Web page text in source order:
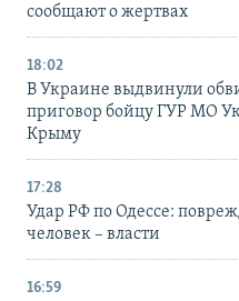
сообщают о жертвах
18:02
В Украине выдвинули
приговор бойцу ГУР МО
Крыму
17:28
Удар РФ по Одессе:
человек – власти
16:59